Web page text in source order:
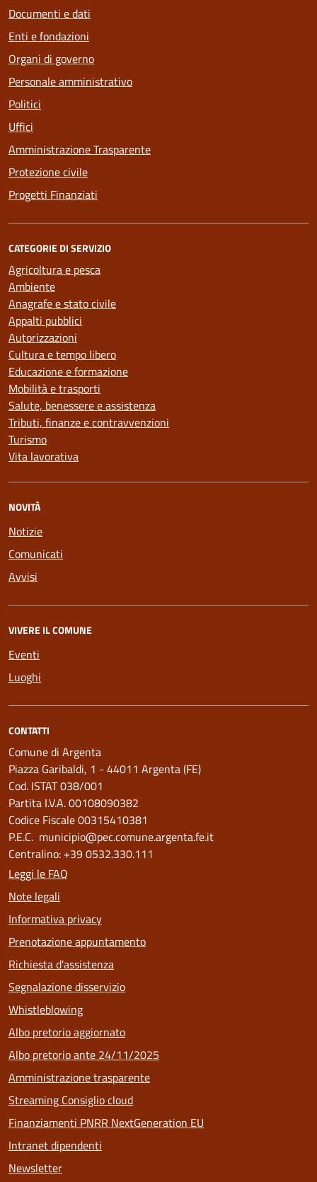
Documenti e dati
Enti e fondazioni
Organi di governo
Personale amministrativo
Politici
Uffici
Amministrazione Trasparente
Protezione civile
Progetti Finanziati
CATEGORIE DI SERVIZIO
Agricoltura e pesca
Ambiente
Anagrafe e stato civile
Appalti pubblici
Autorizzazioni
Cultura e tempo libero
Educazione e formazione
Mobilità e trasporti
Salute, benessere e assistenza
Tributi, finanze e contravvenzioni
Turismo
Vita lavorativa
NOVITÀ
Notizie
Comunicati
Avvisi
VIVERE IL COMUNE
Eventi
Luoghi
CONTATTI
Comune di Argenta
Piazza Garibaldi, 1 - 44011 Argenta (FE)
Cod. ISTAT 038/001
Partita I.V.A. 00108090382
Codice Fiscale 00315410381
P.E.C. municipio@pec.comune.argenta.fe.it
Centralino: +39 0532.330.111
Leggi le FAQ
Note legali
Informativa privacy
Prenotazione appuntamento
Richiesta d'assistenza
Segnalazione disservizio
Whistleblowing
Albo pretorio aggiornato
Albo pretorio ante 24/11/2025
Amministrazione trasparente
Streaming Consiglio cloud
Finanziamenti PNRR NextGeneration EU
Intranet dipendenti
Newsletter